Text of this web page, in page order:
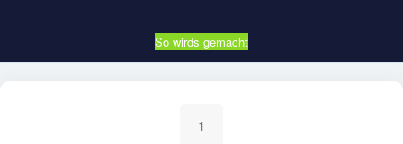
So wirds gemacht
1